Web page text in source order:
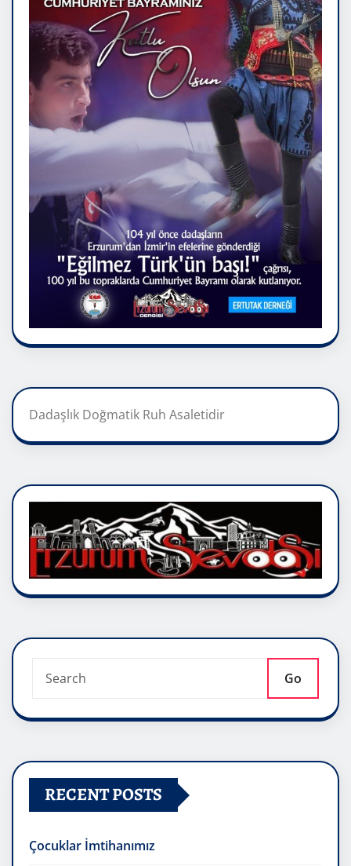
Dadaşlık Doğmatik Ruh Asaletidir
Go
RECENT POSTS
Çocuklar İmtihanımız